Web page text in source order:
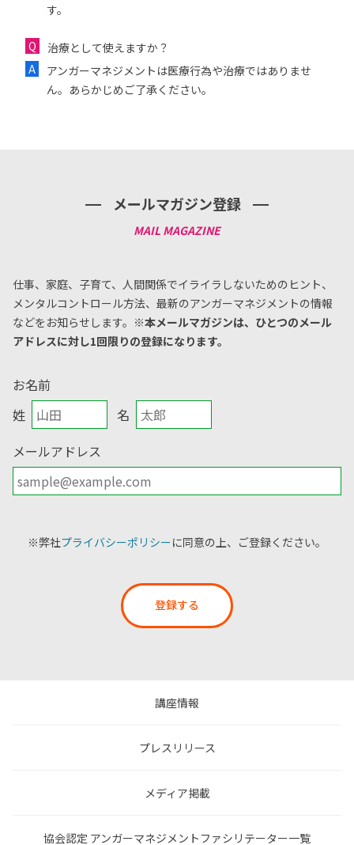
す。
治療として使えますか？
アンガーマネジメントは医療行為や治療ではありませ
ん。あらかじめご了承ください。
メールマガジン登録
仕事、家庭、子育て、人間関係でイライラしないためのヒント、
メンタルコントロール方法、 最新のアンガーマネジメントの情報
などをお知らせします。 ※本メールマガジンは、ひとつのメール
アドレスに対し1回限りの登録になります。
お名前
姓
名
メールアドレス
※弊社プライバシーポリシーに同意の上、ご登録ください。
登録する
講座情報
プレスリリース
メディア掲載
協会認定 アンガーマネジメントファシリテーター一覧